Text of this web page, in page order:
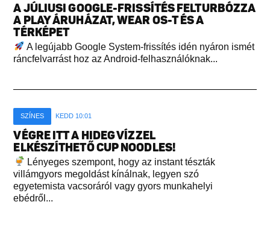
A JÚLIUSI GOOGLE-FRISSÍTÉS FELTURBÓZZA
A PLAY ÁRUHÁZAT, WEAR OS-T ÉS A
TÉRKÉPET
A legújabb Google System-frissítés idén nyáron ismét
ráncfelvarrást hoz az Android-felhasználóknak...
SZÍNES KEDD 10:01
VÉGRE ITT A HIDEG VÍZZEL
ELKÉSZÍTHETŐ CUP NOODLES!
Lényeges szempont, hogy az instant tészták
villámgyors megoldást kínálnak, legyen szó
egyetemista vacsoráról vagy gyors munkahelyi
ebédről...